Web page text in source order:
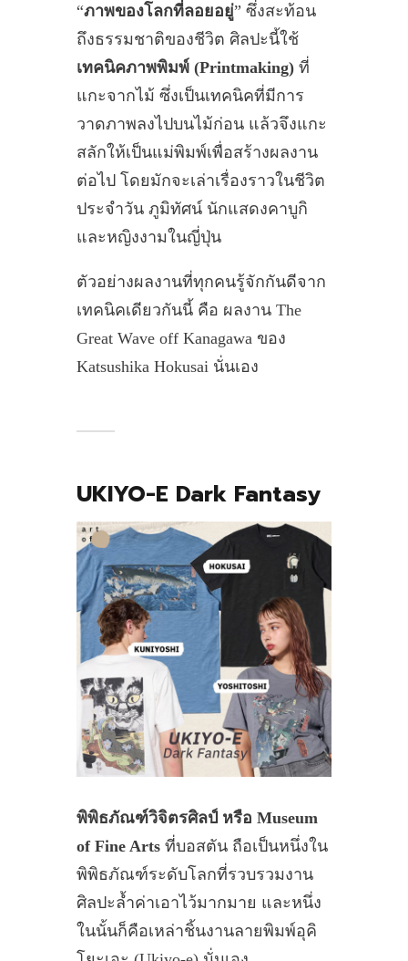
“ภาพของโลกที่ลอยอยู่” ซึ่งสะท้อน
ถึงธรรมชาติของชีวิต ศิลปะนี้ใช้
เทคนิคภาพพิมพ์ (Printmaking) ที่
แกะจากไม้ ซึ่งเป็นเทคนิคที่มีการ
วาดภาพลงไปบนไม้ก่อน แล้วจึงแกะ
สลักให้เป็นแม่พิมพ์เพื่อสร้างผลงาน
ต่อไป โดยมักจะเล่าเรื่องราวในชีวิต
ประจำวัน ภูมิทัศน์ นักแสดงคาบูกิ
และหญิงงามในญี่ปุ่น
ตัวอย่างผลงานที่ทุกคนรู้จักกันดีจาก
เทคนิคเดียวกันนี้ คือ ผลงาน The
Great Wave off Kanagawa ของ
Katsushika Hokusai นั่นเอง
UKIYO-E Dark Fantasy
พิพิธภัณฑ์วิจิตรศิลป์ หรือ Museum
of Fine Arts ที่บอสตัน ถือเป็นหนึ่งใน
พิพิธภัณฑ์ระดับโลกที่รวบรวมงาน
ศิลปะล้ำค่าเอาไว้มากมาย และหนึ่ง
ในนั้นก็คือเหล่าชิ้นงานลายพิมพ์อุคิ